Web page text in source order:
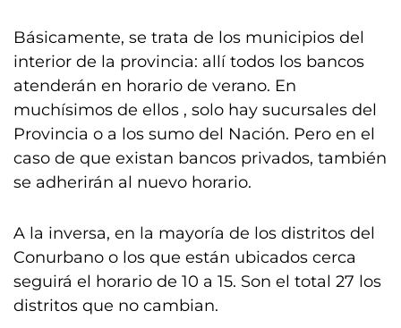
Básicamente, se trata de los municipios del
interior de la provincia: allí todos los bancos
atenderán en horario de verano. En
muchísimos de ellos , solo hay sucursales del
Provincia o a los sumo del Nación. Pero en el
caso de que existan bancos privados, también
se adherirán al nuevo horario.
A la inversa, en la mayoría de los distritos del
Conurbano o los que están ubicados cerca
seguirá el horario de 10 a 15. Son el total 27 los
distritos que no cambian.